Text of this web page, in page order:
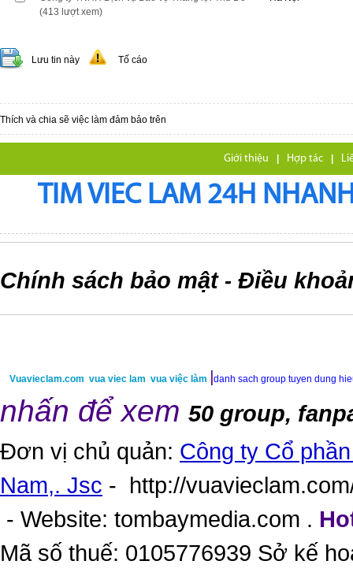
(413 lượt xem)
Lưu tin này Tố cáo
Thích và chia sẽ việc làm đảm bảo trên
Giới thiệu | Hợp tác |
TIM VIEC LAM 24H
Chính sách bảo mật - Điều
Vuavieclam.com vua viec lam vua việc làm |danh sach group tuyen dung
nhấn để xem 50 group,
Đơn vị chủ quản: Công ty Cổ
Nam,. Jsc - http://
- Website: tombaymedia.com .
Mã số thuế: 0105776939 Sở kế